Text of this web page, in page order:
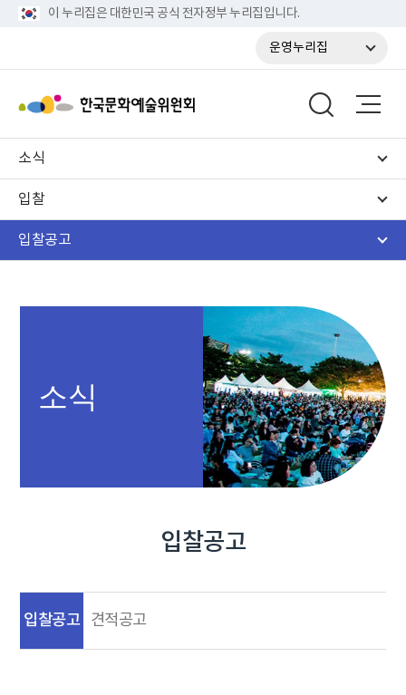
이 누리집은 대한민국 공식 전자정부 누리집입니다.
운영누리집
소식
입찰
입찰공고
소식
입찰공고
입찰공고 견적공고